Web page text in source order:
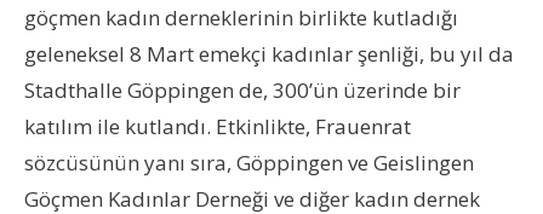
göçmen kadın derneklerinin birlikte kutladığı
geleneksel 8 Mart emekçi kadınlar şenliği, bu yıl da
Stadthalle Göppingen de, 300’ün üzerinde bir
katılım ile kutlandı. Etkinlikte, Frauenrat
sözcüsünün yanı sıra, Göppingen ve Geislingen
Göçmen Kadınlar Derneği ve diğer kadın dernek